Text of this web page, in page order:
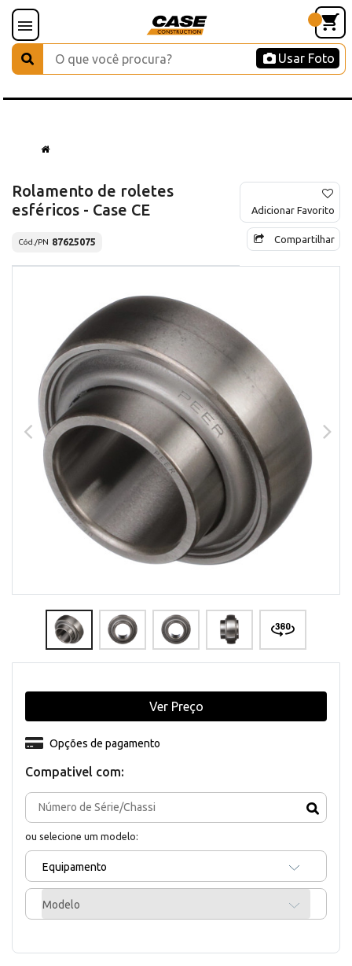
Usar Foto
Rolamento de roletes
esféricos - Case CE
Cód./PN 87625075
Adicionar Favorito
Compartilhar
Compativel com:
ou selecione um modelo:
Equipamento
Modelo
Opções de pagamento
Ver Preço